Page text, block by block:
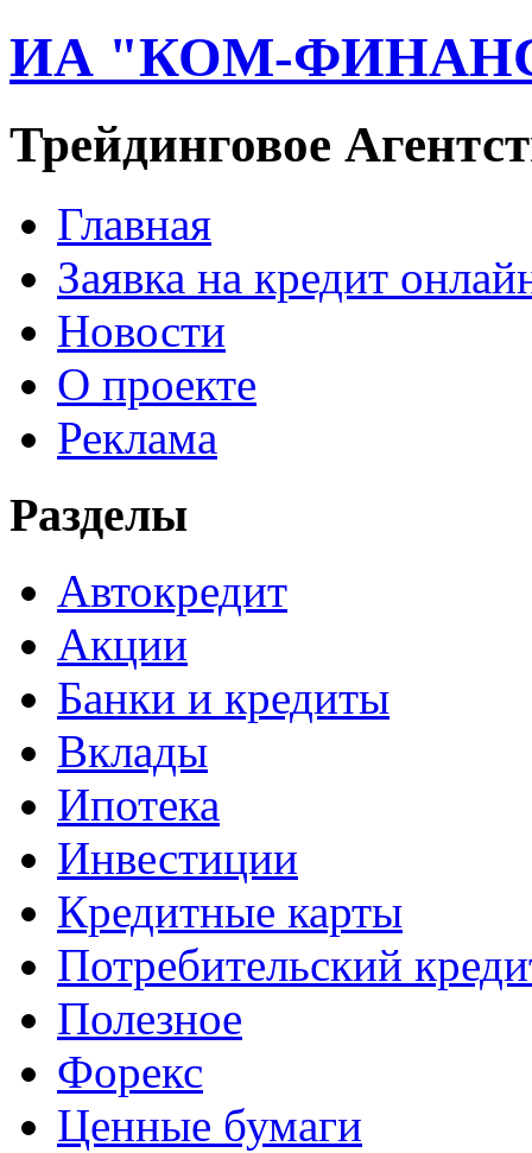
ИА "КОМ-
Трейдинговое
Главная
Заявка на кредит
Новости
О проекте
Реклама
Разделы
Автокредит
Акции
Банки и кредиты
Вклады
Ипотека
Инвестиции
Кредитные карты
Потребительский
Полезное
Форекс
Ценные бумаги